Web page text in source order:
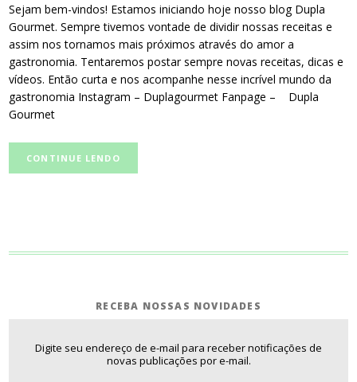
Sejam bem-vindos! Estamos iniciando hoje nosso blog Dupla
Gourmet. Sempre tivemos vontade de dividir nossas receitas e
assim nos tornamos mais próximos através do amor a
gastronomia. Tentaremos postar sempre novas receitas, dicas e
vídeos. Então curta e nos acompanhe nesse incrível mundo da
gastronomia Instagram – Duplagourmet Fanpage – Dupla
Gourmet
CONTINUE LENDO
RECEBA NOSSAS NOVIDADES
Digite seu endereço de e-mail para receber notificações de
novas publicações por e-mail.